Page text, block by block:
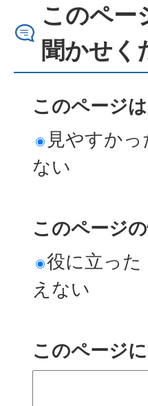
このペー
聞かせく
このページ
見やすかっ
ない
このページ
役に立った
えない
このページ